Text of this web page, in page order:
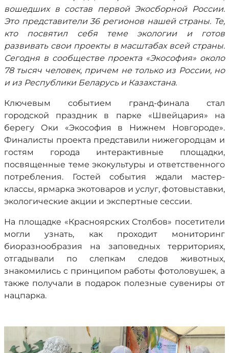
вошедших в состав первой Экосборной России.
Это представители 36 регионов нашей страны. Те,
кто посвятил себя теме экологии и готов
развивать свои проекты в масштабах всей страны.
Сегодня в сообществе проекта «Экософия» около
78 тысяч человек, причем не только из России, но
и из Республики Беларусь и Казахстана.
Ключевым событием гранд-финала стал
городской праздник в парке «Швейцария» на
берегу Оки «Экософия в Нижнем Новгороде».
Финалисты проекта представили нижегородцам и
гостям города интерактивные площадки,
посвященные теме экокультуры и ответственного
потребления. Гостей события ждали мастер-
классы, ярмарка экотоваров и услуг, фотовыставки,
экологические акции и экспертные сессии.
На площадке «Красноярских Столбов» посетители
могли узнать, как проходит мониторинг
биоразнообразия на заповедных территориях,
отгадывали по слепкам следов животных,
знакомились с принципом работы фотоловушек, а
также получали в подарок полезные сувениры от
нацпарка.